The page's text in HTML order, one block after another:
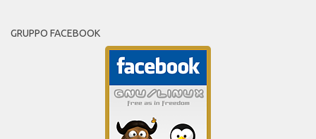
GRUPPO FACEBOOK